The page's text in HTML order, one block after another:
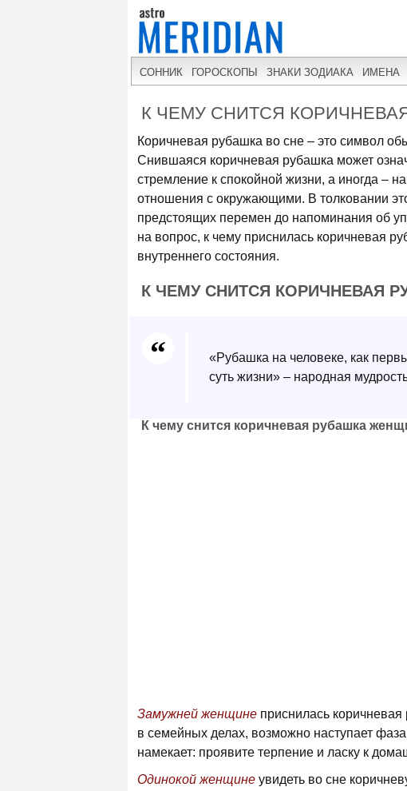
СОННИК ГОРОСКОПЫ ЗНАКИ ЗОДИАКА ИМЕНА
К ЧЕМУ СНИТСЯ
Коричневая рубашка во сне – это символ
Снившаяся коричневая рубашка может
стремление к спокойной жизни, а иногда –
отношения с окружающими. В толковании
предстоящих перемен до напоминания об
на вопрос, к чему приснилась коричневая
внутреннего состояния.
К ЧЕМУ СНИТСЯ КОРИЧНЕВАЯ
«Рубашка на человеке, как
суть жизни» – народная
К чему снится коричневая рубашка
Замужней женщине приснилась коричневая
в семейных делах, возможно наступает
намекает: проявите терпение и ласку к
Одинокой женщине увидеть во сне